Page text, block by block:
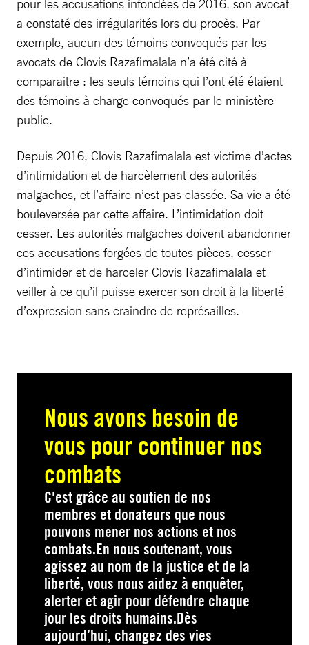
pour les accusations infondées de 2016, son avocat
a constaté des irrégularités lors du procès. Par
exemple, aucun des témoins convoqués par les
avocats de Clovis Razafimalala n’a été cité à
comparaitre : les seuls témoins qui l’ont été étaient
des témoins à charge convoqués par le ministère
public.
Depuis 2016, Clovis Razafimalala est victime d’actes
d’intimidation et de harcèlement des autorités
malgaches, et l’affaire n’est pas classée. Sa vie a été
bouleversée par cette affaire. L’intimidation doit
cesser. Les autorités malgaches doivent abandonner
ces accusations forgées de toutes pièces, cesser
d’intimider et de harceler Clovis Razafimalala et
veiller à ce qu’il puisse exercer son droit à la liberté
d’expression sans craindre de représailles.
Nous avons besoin de
vous pour continuer nos
combats
C'est grâce au soutien de nos
membres et donateurs que nous
pouvons mener nos actions et nos
combats.En nous soutenant, vous
agissez au nom de la justice et de la
liberté, vous nous aidez à enquêter,
alerter et agir pour défendre chaque
jour les droits humains.Dès
aujourd’hui, changez des vies